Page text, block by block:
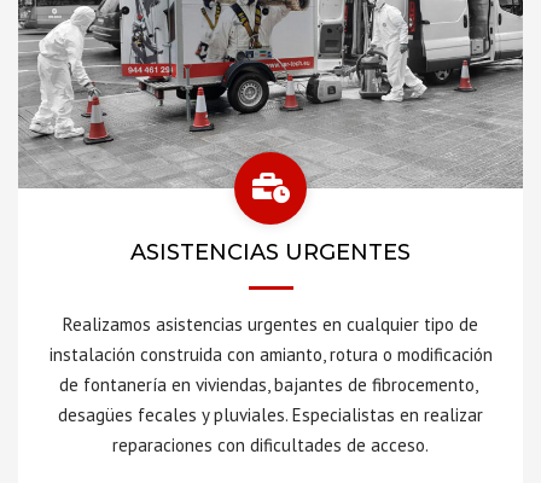
ASISTENCIAS URGENTES
Realizamos asistencias urgentes en cualquier tipo de
instalación construida con amianto, rotura o modificación
de fontanería en viviendas, bajantes de fibrocemento,
desagües fecales y pluviales. Especialistas en realizar
reparaciones con dificultades de acceso.